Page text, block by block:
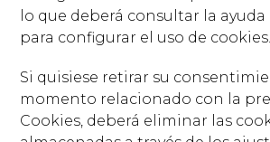
lo que deberá consultar la
para configurar el uso de cookies.
Si quisiese retirar su
momento relacionado con la
Cookies, deberá eliminar las